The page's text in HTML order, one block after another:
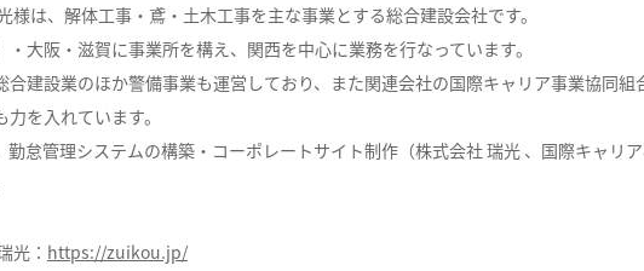
様は、解体工事・鳶・土木工事を主な事業とする総合建設会社です。
・大阪・滋賀に事業所を構え、関西を中心に業務を行なっています。
合建設業のほか警備事業も運営しており、また関連会社の国際キャリア事業協同組
を入れています。
勤怠管理システムの構築・コーポレートサイト制作（株式会社 瑞光 、国際キャリ
光： https://zuikou.jp/